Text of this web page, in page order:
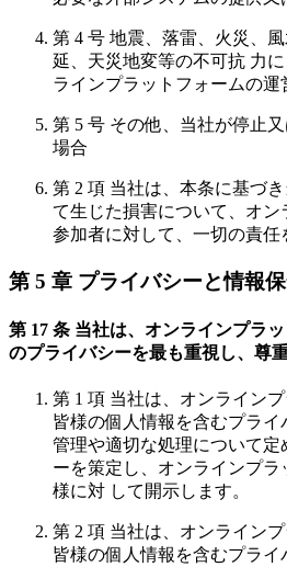
第 4 号 地震、落雷、火災、
延、天災地変等の不可抗 力
ラインプラットフォームの
第 5 号 その他、当社が停止
場合
第 2 項 当社は、本条に基づ
て生じた損害について、オン
参加者に対して、一切の責任
第 5 章 プライバシーと情報
第 17 条 当社は、オンラインプラ
のプライバシーを最も重視し、尊
第 1 項 当社は、オンライン
皆様の個人情報を含むプラ
管理や適切な処理について
ーを策定し、オンラインプ
様に対 して開示します。
第 2 項 当社は、オンライン
皆様の個人情報を含むプラ